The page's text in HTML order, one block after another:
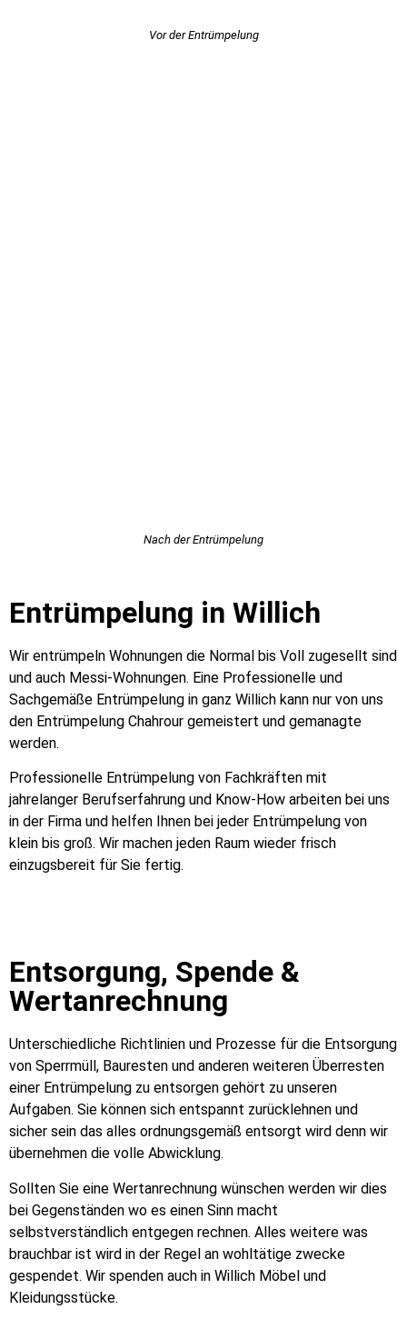
Vor der Entrümpelung
Nach der Entrümpelung
Entrümpelung in Willich
Wir entrümpeln Wohnungen die Normal bis Voll zugesellt sind
und auch Messi-Wohnungen. Eine Professionelle und
Sachgemäße Entrümpelung in ganz Willich kann nur von uns
den Entrümpelung Chahrour gemeistert und gemanagte
werden.
Professionelle Entrümpelung von Fachkräften mit
jahrelanger Berufserfahrung und Know-How arbeiten bei uns
in der Firma und helfen Ihnen bei jeder Entrümpelung von
klein bis groß. Wir machen jeden Raum wieder frisch
einzugsbereit für Sie fertig.
Entsorgung, Spende &
Wertanrechnung
Unterschiedliche Richtlinien und Prozesse für die Entsorgung
von Sperrmüll, Bauresten und anderen weiteren Überresten
einer Entrümpelung zu entsorgen gehört zu unseren
Aufgaben. Sie können sich entspannt zurücklehnen und
sicher sein das alles ordnungsgemäß entsorgt wird denn wir
übernehmen die volle Abwicklung.
Sollten Sie eine Wertanrechnung wünschen werden wir dies
bei Gegenständen wo es einen Sinn macht
selbstverständlich entgegen rechnen. Alles weitere was
brauchbar ist wird in der Regel an wohltätige zwecke
gespendet. Wir spenden auch in Willich Möbel und
Kleidungsstücke.